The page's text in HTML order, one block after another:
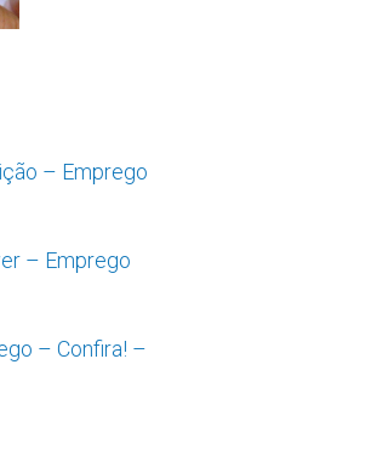
– Emprego
– Emprego
– Confira! –